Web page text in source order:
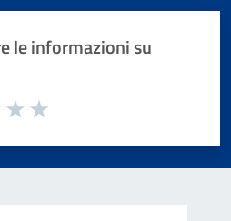
le informazioni su